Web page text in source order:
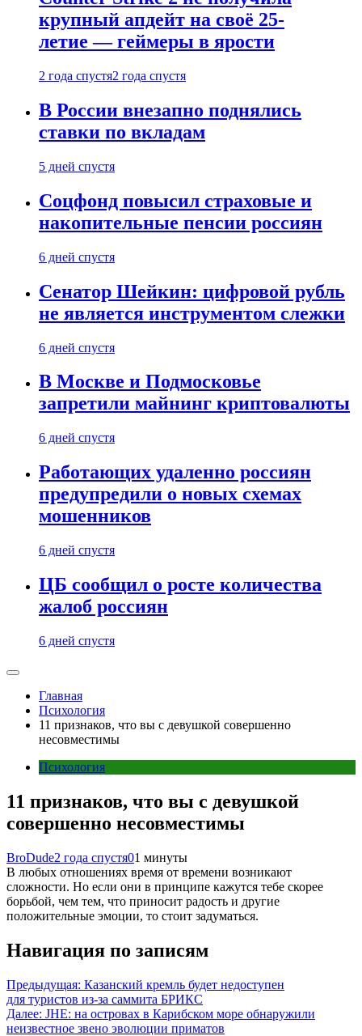
крупный апдейт на своё 25-
летие — геймеры в ярости
2 года спустя2 года спустя
В России внезапно поднялись
ставки по вкладам
5 дней спустя
Соцфонд повысил страховые и
накопительные пенсии россиян
6 дней спустя
Сенатор Шейкин: цифровой рубль
не является инструментом слежки
6 дней спустя
В Москве и Подмосковье
запретили майнинг криптовалюты
6 дней спустя
Работающих удаленно россиян
предупредили о новых схемах
мошенников
6 дней спустя
ЦБ сообщил о росте количества
жалоб россиян
6 дней спустя
Главная
Психология
11 признаков, что вы с девушкой совершенно
несовместимы
Психология
11 признаков, что вы с девушкой
совершенно несовместимы
BroDude2 года спустя01 минуты
В любых отношениях время от времени возникают
сложности. Но если они в принципе кажутся тебе скорее
борьбой, чем тем, что приносит радость и другие
положительные эмоции, то стоит задуматься.
Навигация по записям
Предыдущая: Казанский кремль будет недоступен
для туристов из-за саммита БРИКС
Далее: JHE: на островах в Карибском море обнаружили
неизвестное звено эволюции приматов